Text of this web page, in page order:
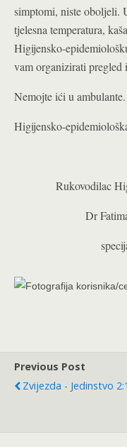
simptomi, niste oboljeli.
tjelesna temperatura,
Higijensko-
vam organizirati pregled
Nemojte ići u ambulante.
Higijensko-
Rukovodilac
Dr
Previous Post
Zvijezda - Jedinstvo 2:1